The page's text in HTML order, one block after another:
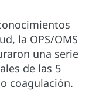
la OPS/OMS
una serie
de las 5
coagulación.